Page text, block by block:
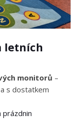
letních
monitorů –
s dostatkem
prázdnin